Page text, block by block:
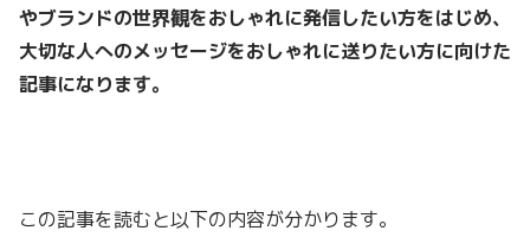
やブランドの世界観をおしゃれに発信したい方をはじめ、
大切な人へのメッセージをおしゃれに送りたい方に向けた
記事になります。
この記事を読むと以下の内容が分かります。